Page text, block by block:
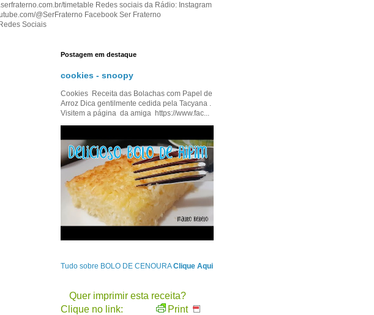
timetable Redes sociais da Rádio: Instagram
@SerFraterno Facebook Ser Fraterno
Sociais
Postagem em destaque
cookies - snoopy
Cookies Receita das Bolachas com Papel de
Arroz Dica gentilmente cedida pela Tacyana .
Visitem a página da amiga https://www.fac...
Tudo sobre BOLO DE CENOURAClique Aqui
Quer imprimir esta receita?
Clique no link:
Print